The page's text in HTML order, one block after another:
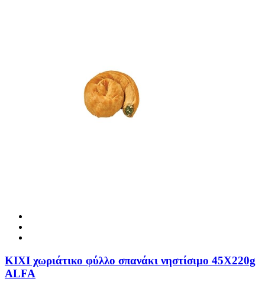
ΚΙΧΙ χωριάτικο φύλλο σπανάκι νηστίσιμο 45X220g
ALFA